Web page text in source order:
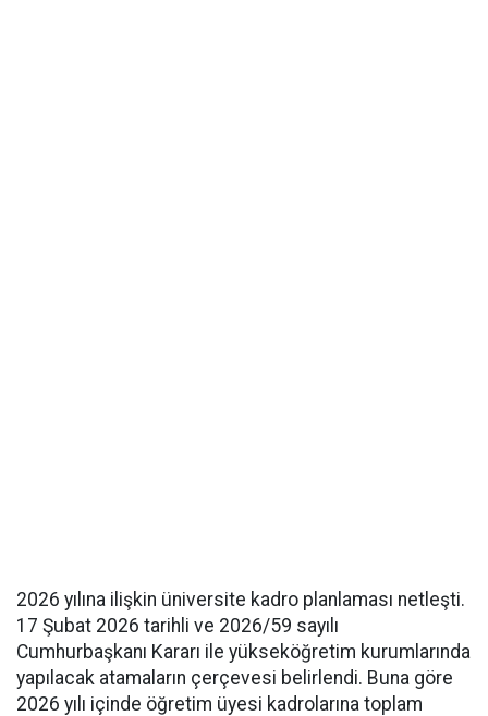
2026 yılına ilişkin üniversite kadro planlaması netleşti.
17 Şubat 2026 tarihli ve 2026/59 sayılı
Cumhurbaşkanı Kararı ile yükseköğretim kurumlarında
yapılacak atamaların çerçevesi belirlendi. Buna göre
2026 yılı içinde öğretim üyesi kadrolarına toplam